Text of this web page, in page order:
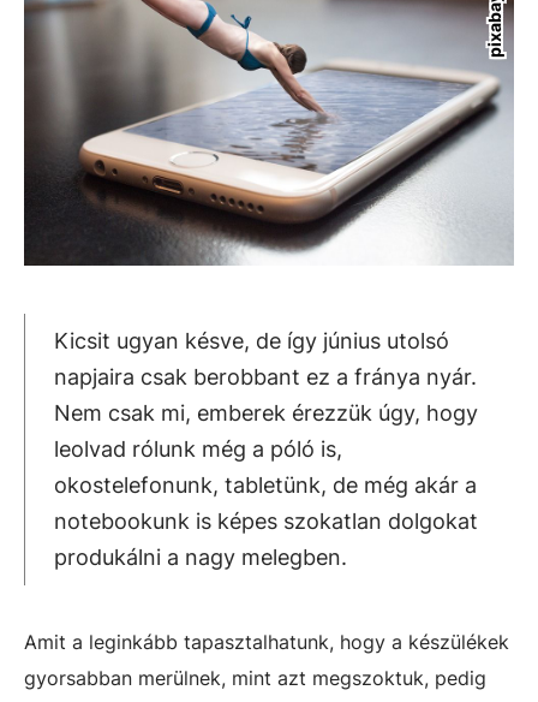
Kicsit ugyan késve, de így június utolsó
napjaira csak berobbant ez a fránya nyár.
Nem csak mi, emberek érezzük úgy, hogy
leolvad rólunk még a póló is,
okostelefonunk, tabletünk, de még akár a
notebookunk is képes szokatlan dolgokat
produkálni a nagy melegben.
Amit a leginkább tapasztalhatunk, hogy a készülékek
gyorsabban merülnek, mint azt megszoktuk, pedig